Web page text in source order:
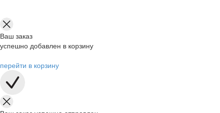
Ваш заказ
успешно добавлен в корзину
перейти в корзину